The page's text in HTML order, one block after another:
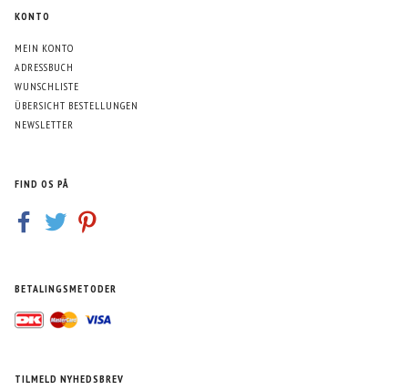
KONTO
MEIN KONTO
ADRESSBUCH
WUNSCHLISTE
ÜBERSICHT BESTELLUNGEN
NEWSLETTER
FIND OS PÅ
BETALINGSMETODER
TILMELD NYHEDSBREV